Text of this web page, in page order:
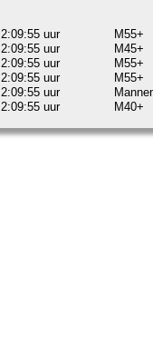
2:09:55 uur
M55+
2:09:55 uur
M45+
2:09:55 uur
M55+
2:09:55 uur
M55+
2:09:55 uur
2:09:55 uur M40+